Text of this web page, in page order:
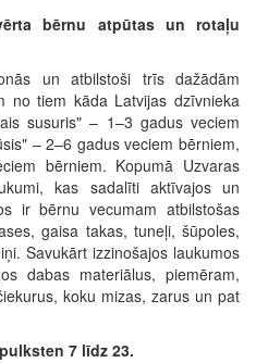
bērnu atpūtas un rotaļu
un atbilstoši trīs dažādām
no tiem kāda Latvijas dzīvnieka
susuris" – 1–3 gadus veciem
– 2–6 gadus veciem bērniem,
bērniem. Kopumā Uzvaras
kas sadalīti aktīvajos un
ir bērnu vecumam atbilstošas
gaisa takas, tuneļi, šūpoles,
Savukārt izzinošajos laukumos
dabas materiālus, piemēram,
koku mizas, zarus un pat
7 līdz 23.